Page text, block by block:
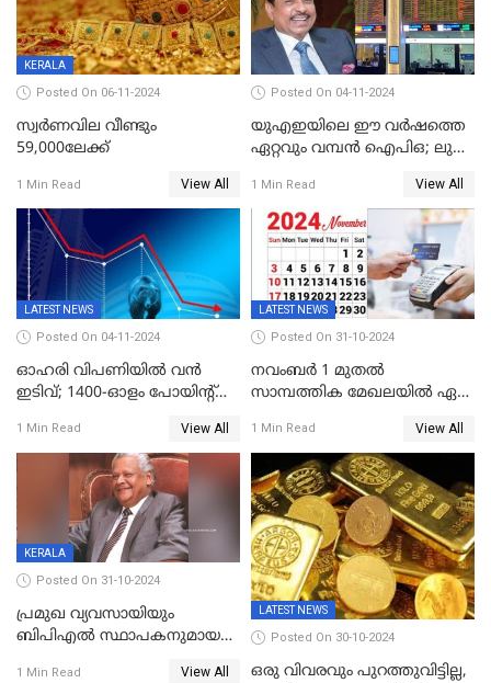
KERALA
Posted On 06-11-2024
സ്വര്‍ണവില വീണ്ടും
59,000ലേക്ക്
1 Min Read View All
Posted On 04-11-2024
യുഎഇയിലെ ഈ വർഷത്തെ
ഏറ്റവും വമ്പൻ ഐപിഒ; ലുലു
സമാപനം,വൻ ഡിമാൻഡ്;
വിൽപന 30
ശതമാനത്തിലേക്ക് ഉയർത്തി
1 Min Read View All
LATEST NEWS
Posted On 04-11-2024
ഓഹരി വിപണിയിൽ വൻ
ഇടിവ്; 1400-ഓളം പോയിൻ്റ്
സെൻസെക്സ്;രൂപയുടെ
മൂല്യം വീണ്ടും റെക്കോര്‍ഡ്
താഴ്ചയില്‍
1 Min Read View All
LATEST NEWS
Posted On 31-10-2024
നവംബർ 1 മുതൽ
സാമ്പത്തിക മേഖലയിൽ ഏഴ്
ടിക്കറ്റ് ബുക്കിംഗ് മുതൽ
എൽപിജി വരെ...
1 Min Read View All
KERALA
Posted On 31-10-2024
പ്രമുഖ വ്യവസായിയും
ബിപിഎല്‍ സ്ഥാപകനുമായ
1 Min Read View All
LATEST NEWS
Posted On 30-10-2024
ഒരു വിവരവും പുറത്തുവിട്ടില്ല,